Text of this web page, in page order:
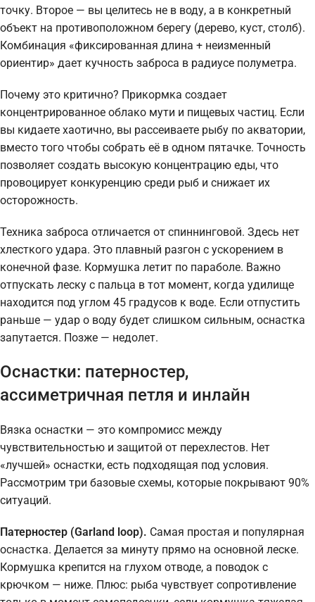
точку. Второе — вы целитесь не в воду, а в конкретный
объект на противоположном берегу (дерево, куст, столб).
Комбинация «фиксированная длина + неизменный
ориентир» дает кучность заброса в радиусе полуметра.
Почему это критично? Прикормка создает
концентрированное облако мути и пищевых частиц. Если
вы кидаете хаотично, вы рассеиваете рыбу по акватории,
вместо того чтобы собрать её в одном пятачке. Точность
позволяет создать высокую концентрацию еды, что
провоцирует конкуренцию среди рыб и снижает их
осторожность.
Техника заброса отличается от спиннинговой. Здесь нет
хлесткого удара. Это плавный разгон с ускорением в
конечной фазе. Кормушка летит по параболе. Важно
отпускать леску с пальца в тот момент, когда удилище
находится под углом 45 градусов к воде. Если отпустить
раньше — удар о воду будет слишком сильным, оснастка
запутается. Позже — недолет.
Оснастки: патерностер,
ассиметричная петля и инлайн
Вязка оснастки — это компромисс между
чувствительностью и защитой от перехлестов. Нет
«лучшей» оснастки, есть подходящая под условия.
Рассмотрим три базовые схемы, которые покрывают 90%
ситуаций.
Патерностер (Garland loop). Самая простая и популярная
оснастка. Делается за минуту прямо на основной леске.
Кормушка крепится на глухом отводе, а поводок с
крючком — ниже. Плюс: рыба чувствует сопротивление